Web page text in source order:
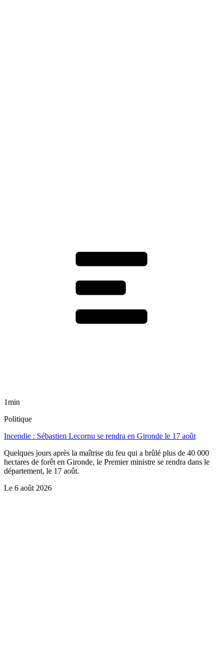
1min
Politique
Incendie : Sébastien Lecornu se rendra en Gironde le 17 août
Quelques jours après la maîtrise du feu qui a brûlé plus de 40 000
hectares de forêt en Gironde, le Premier ministre se rendra dans le
département, le 17 août.
Le 6 août 2026